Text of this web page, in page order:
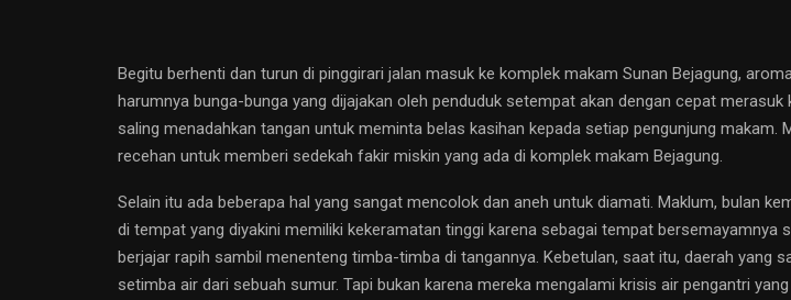
Begitu berhenti dan turun di pinggirari jalan masuk ke komplek makam Sunan Bejagung,
harumnya bunga-bunga yang dijajakan oleh penduduk setempat akan dengan cepat
saling menadahkan tangan untuk meminta belas kasihan kepada setiap pengunjung
recehan untuk memberi sedekah fakir miskin yang ada di komplek makam Bejagung.
Selain itu ada beberapa hal yang sangat mencolok dan aneh untuk diamati. Maklum, bulan
di tempat yang diyakini memiliki kekeramatan tinggi karena sebagai tempat bersemayamnya
berjajar rapih sambil menenteng timba-timba di tangannya. Kebetulan, saat itu, daerah yang
setimba air dari sebuah sumur. Tapi bukan karena mereka mengalami krisis air pengantri